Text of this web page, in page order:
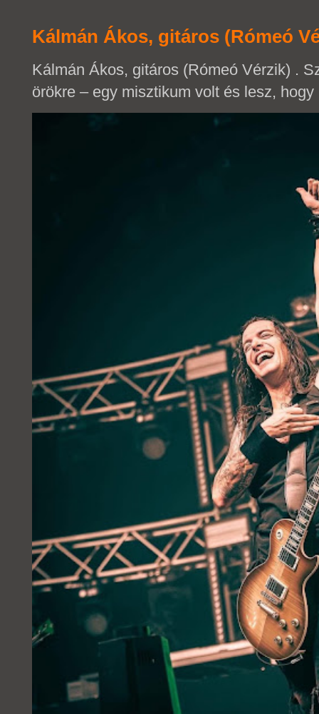
Kálmán Ákos, gitáros (Rómeó
Kálmán Ákos, gitáros (Rómeó Vérzik) .
örökre – egy misztikum volt és lesz,